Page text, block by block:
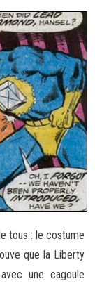
tous : le costume
que la Liberty
une cagoule